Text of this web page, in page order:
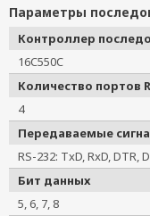
Параметры
Контроллер
16C550C
Количество портов
4
Передаваемые
RS-232: TxD, RxD, DTR,
Бит данных
5, 6, 7, 8